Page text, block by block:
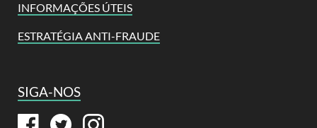
INFORMAÇÕES ÚTEIS
ESTRATÉGIA ANTI-FRAUDE
SIGA-NOS